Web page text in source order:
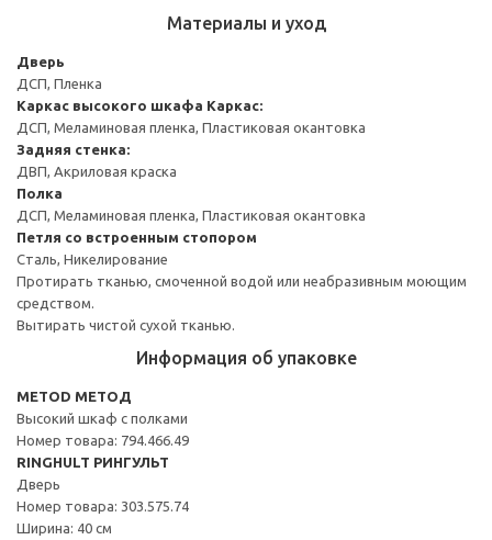
Материалы и уход
Дверь
ДСП, Пленка
Каркас высокого шкафа Каркас:
ДСП, Меламиновая пленка, Пластиковая окантовка
Задняя стенка:
ДВП, Акриловая краска
Полка
ДСП, Меламиновая пленка, Пластиковая окантовка
Петля со встроенным стопором
Сталь, Никелирование
Протирать тканью, смоченной водой или неабразивным моющим
средством.
Вытирать чистой сухой тканью.
Информация об упаковке
METOD МЕТОД
Высокий шкаф с полками
Номер товара: 794.466.49
RINGHULT РИНГУЛЬТ
Дверь
Номер товара: 303.575.74
Ширина: 40 см